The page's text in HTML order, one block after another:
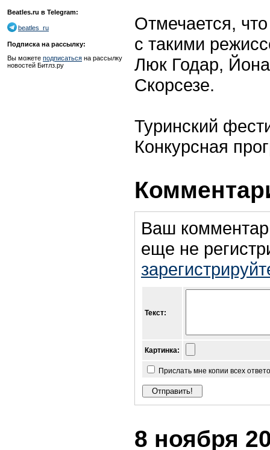
Beatles.ru в Telegram:
beatles_ru
Подписка на рассылку:
Вы можете подписаться на рассылку
новостей Битлз.ру
Отмечается,
с такими
Люк Годар,
Скорсезе.
Туринский
Конкурсная
Ваш
еще не
Текст:
Картинка:
Прислать мне копии всех
8 ноября